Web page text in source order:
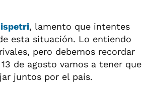
, lamento que intentes
esta situación. Lo entiendo
pero debemos recordar
de agosto vamos a tener que
juntos por el país.